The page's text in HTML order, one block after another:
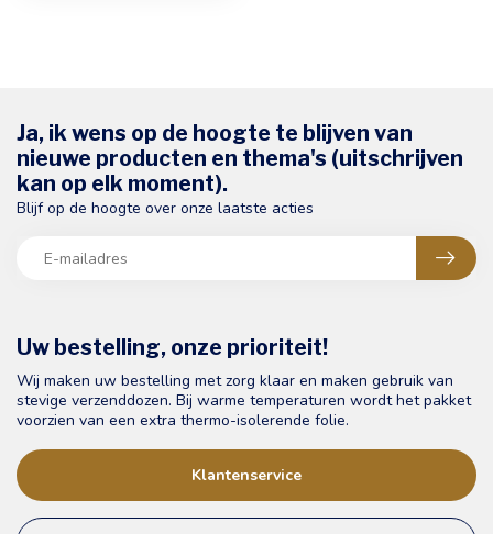
Uw bestelling, onze prioriteit!
Wij maken uw bestelling met zorg klaar en maken gebruik van
stevige verzenddozen. Bij warme temperaturen wordt het pakket
voorzien van een extra thermo-isolerende folie.
Klantenservice
Ja, ik wens op de hoogte te blijven van
nieuwe producten en thema's (uitschrijven
kan op elk moment).
Blijf op de hoogte over onze laatste acties